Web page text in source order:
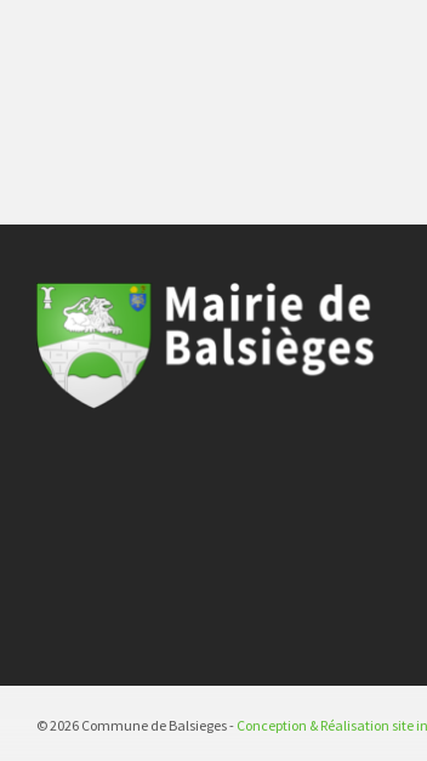
© 2026 Commune de Balsieges - Conception & Réalisation site